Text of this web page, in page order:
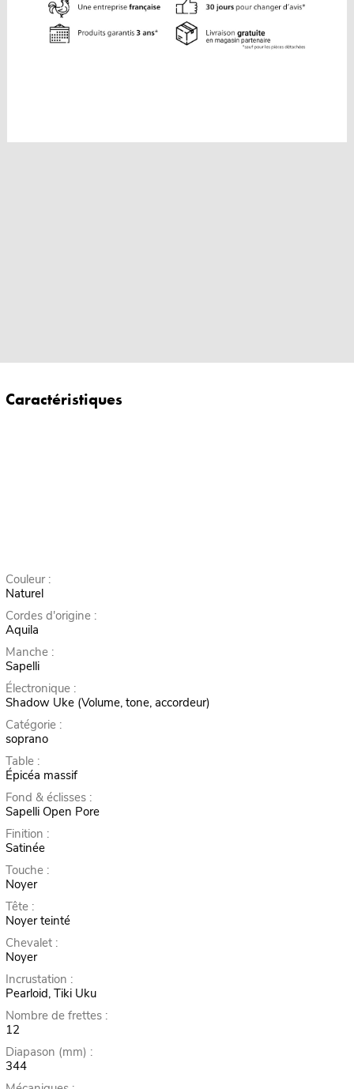
Caractéristiques
Couleur :
Naturel
Cordes d'origine :
Aquila
Manche :
Sapelli
Électronique :
Shadow Uke (Volume, tone, accordeur)
Catégorie :
soprano
Table :
Épicéa massif
Fond & éclisses :
Sapelli Open Pore
Finition :
Satinée
Touche :
Noyer
Tête :
Noyer teinté
Chevalet :
Noyer
Incrustation :
Pearloid, Tiki Uku
Nombre de frettes :
12
Diapason (mm) :
344